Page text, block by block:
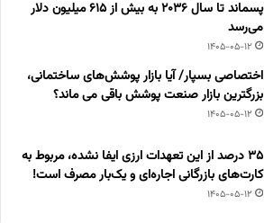
پسماند تا سال ۲۰۳۶ به بیش از ۶۱۵ میلیون دلار
می‌رسد
1405-05-12
اختصاصی بسپار/ آیا بازار پوشش‌های ساختمانی،
بزرگترین بازار صنعت پوشش باقی می ماند؟
1405-05-12
۳۵ درصد از این تعهدات ارزی ایفا نشده، مربوط به
کارت‌های بازرگانی اجاره‌ای و یک‌بار مصرف است!
1405-05-12